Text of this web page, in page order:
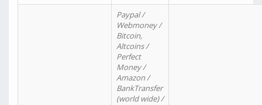
Paypal /
Webmoney /
Bitcoin,
Altcoins /
Perfect
Money /
Amazon /
BankTransfer
(world wide) /